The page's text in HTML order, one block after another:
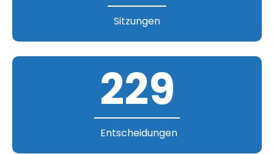
Sitzungen
229
Entscheidungen